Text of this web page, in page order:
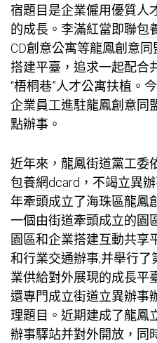
宿題目是企業僱用優質人
的成長。李滿紅當即聯包
CD創意公寓等龍鳳創意
搭建平臺，追求一起配合
“梧桐巷”人才公寓扶植。
企業員工進駐龍鳳創意同
點辦事。
近年來，龍鳳街道黨工委
包養網dcard ，不竭立異
年牽頭成立了海珠區龍鳳
一個由街道牽頭成立的園
園區和企業搭建互動共享
和行業交通辦事;并舉行
業供給對外展現的成長平
還專門成立街道立異辦事
理題目。近期建成了龍鳳
辦事驛站并對外開放，同